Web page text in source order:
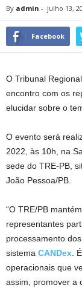
By admin - julho 13,
Facebook
O Tribunal
encontro com os
elucidar sobre o
O evento será
2022, às 10h, na
sede do TRE-PB,
João Pessoa/PB.
“O TRE/PB
representantes
processamento
sistema CANDex .
operacionais que
assim, promover a